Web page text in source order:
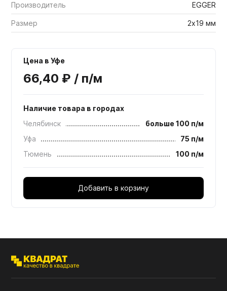
Производитель EGGER
Размер 2х19 мм
Цена в Уфе
66,40 ₽ / п/м
Наличие товара в городах
Челябинск
больше 100 п/м
Уфа
75 п/м
Тюмень
100 п/м
Добавить в корзину